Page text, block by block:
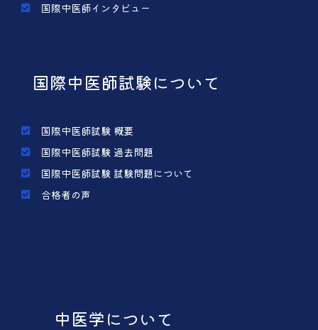
国際中医師インタビュー
国際中医師試験について
国際中医師試験 概要
国際中医師試験 過去問題
国際中医師試験 試験問題について
合格者の声
中医学について